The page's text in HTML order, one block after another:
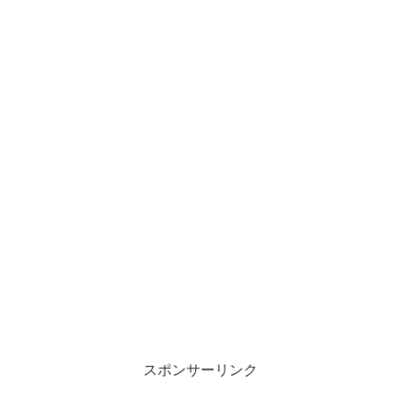
スポンサーリンク